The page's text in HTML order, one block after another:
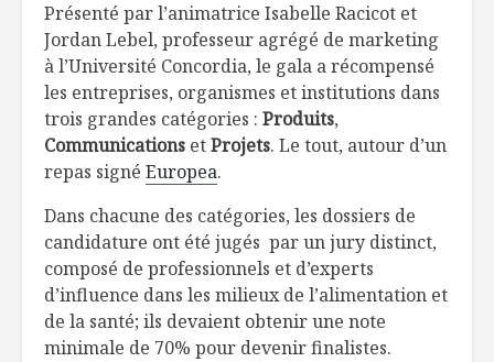
Présenté par l’animatrice Isabelle Racicot et
Jordan Lebel, professeur agrégé de marketing
à l’Université Concordia, le gala a récompensé
les entreprises, organismes et institutions dans
trois grandes catégories : Produits,
Communications etProjets. Le tout, autour d’un
repas signé Europea.
Dans chacune des catégories, les dossiers de
candidature ont été jugés par un jury distinct,
composé de professionnels et d’experts
d’influence dans les milieux de l’alimentation et
de la santé; ils devaient obtenir une note
minimale de 70% pour devenir finalistes.